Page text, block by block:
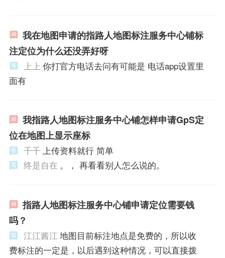
我在地图申请的指路人地图标注服务中心铺标
注定位为什么还没弄好呀
上上 你打官方电话去问有可能是 电话app设置里
面有
我指路人地图标注服务中心铺怎样申请GpS定
位在地图上显示座标
千千 上传资料就行 简单
终是自在 。， 再看看别人怎么说的。
指路人地图标注服务中心铺申请定位需要钱
吗？
江江酱江 地图目前标注地点是免费的，所以收
费标注的一定是，以后遇到这种情况，可以直接拨